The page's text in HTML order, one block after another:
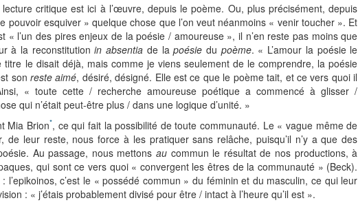
critique est ici à l’œuvre, depuis le poème. Ou, plus précisément, depuis
pouvoir esquiver » quelque chose que l’on veut néanmoins « venir toucher ». Et
« l’un des pires enjeux de la poésie / amoureuse », il n’en reste pas moins que
à la reconstitutionin absentia de lapoésie du poème. « L’amour la poésie le
titre le disait déjà, mais comme je viens seulement de le comprendre, la poésie
son reste aimé, désiré, désigné. Elle est ce que le poème tait, et ce vers quoi il
« toute cette / recherche amoureuse poétique a commencé à glisser /
qui n’était peut-être plus / dans une logique d’unité. »
Mia Brion*, ce qui fait la possibilité de toute communauté. Le « vague même de
de leur reste, nous force à les pratiquer sans relâche, puisqu’il n’y a que des
Au passage, nous mettonsau commun le résultat de nos productions, à
qui sont ce vers quoi « convergent les êtres de la communauté » (Beck).
l’epikoinos, c’est le « possédé commun » du féminin et du masculin, ce qui leur
: « j’étais probablement divisé pour être / intact à l’heure qu’il est ».